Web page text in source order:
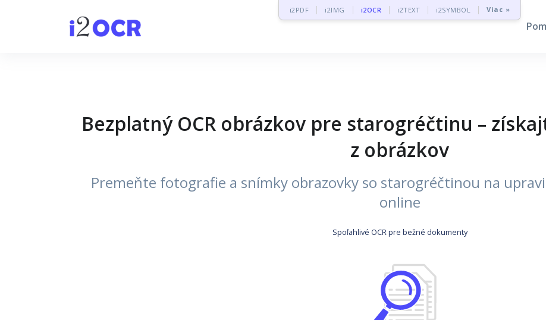
i2PDF i2IMG i2OCR i2TEXT i2SYMBOL Viac »
Bezplatný OCR obrázkov pre starogréčtinu –
z obrázkov
Premeňte fotografie a snímky obrazovky so starogréčtinou na
online
Spoľahlivé OCR pre bežné dokumenty